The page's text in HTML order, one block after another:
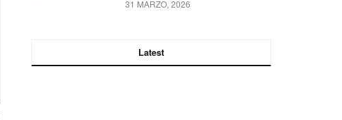
31 MARZO, 2026
Latest